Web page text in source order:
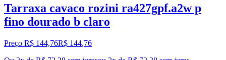
Tarraxa cavaco rozini ra427gpf.a2w p
fino dourado b claro
Preço R$ 144,76R$ 144,76